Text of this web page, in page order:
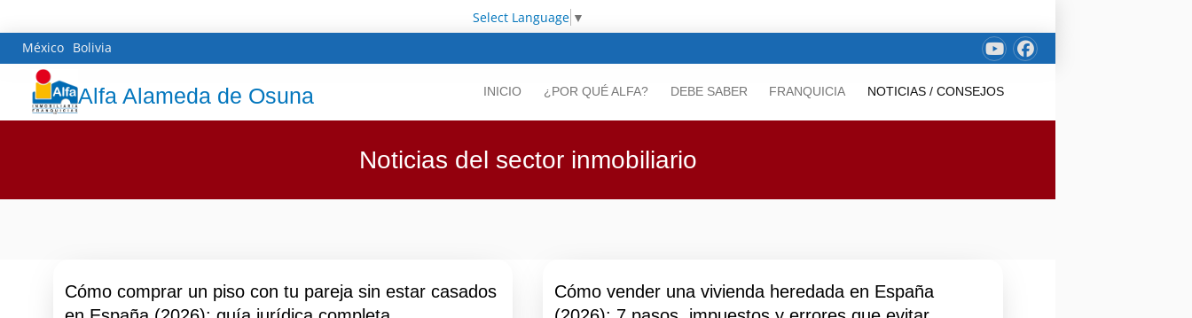
Select Language ▼
México Bolivia
Alfa Alameda de Osuna INICIO ¿POR QUÉ ALFA? DEBE SABER FRANQUICIA NOTICIAS / CONSEJOS
Noticias del sector inmobiliario
Cómo comprar un piso con tu pareja sin estar casados
Cómo vender una vivienda heredada en España